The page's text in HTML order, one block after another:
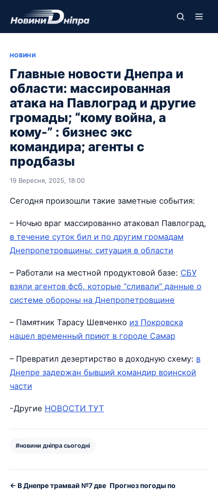
НОВИНИ
Главные новости Днепра и
области: массированная
атака на Павлоград и другие
громады; “кому война, а
кому-” : бизнес экс
командира; агенты с
продбазы
19 Вересня, 2025, 18:00
Сегодня произошли такие заметные события:
– Ночью враг массированно атаковал Павлоград,
в течение суток бил и по другим громадам
Днепропетровщины: ситуация в области
– Работали на местной продуктовой базе: СБУ
взяли агентов фсб, которые “сливали” данные о
системе обороны на Днепропетровщине
– Памятник Тарасу Шевченко из Покровска
нашел временный приют в городе Самар
– Превратил дезертирство в доходную схему: в
Днепре задержан бывший командир воинской
части
-Другие НОВОСТИ ТУТ
#новини дніпра сьогодні
← В Днепре трамвай №7 две Прогноз погоды по